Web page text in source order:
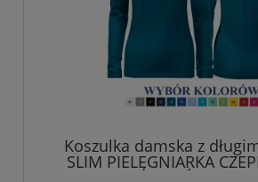
Koszulka damska z
SLIM PIELĘGNIARKA
PRZÓD I TYŁ